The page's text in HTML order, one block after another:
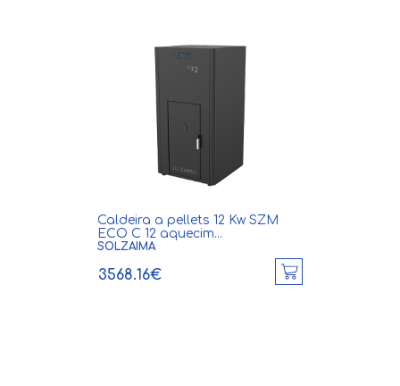
Caldeira a pellets 12 Kw SZM
ECO C 12 aquecim...
SOLZAIMA
3568.16€